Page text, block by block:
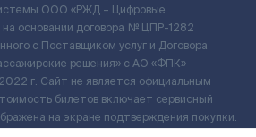
ООО «РЖД – Цифровые
основании договора № ЦПР-1282
с Поставщиком услуг и Договора
решения» c АО «ФПК»
г. Сайт не является официальным
билетов включает сервисный
на экране подтверждения покупки.